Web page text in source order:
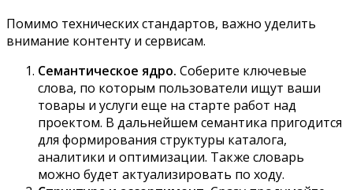
Помимо технических стандартов, важно уделить
внимание контенту и сервисам.
Семантическое ядро. Соберите ключевые
слова, по которым пользователи ищут ваши
товары и услуги еще на старте работ над
проектом. В дальнейшем семантика пригодится
для формирования структуры каталога,
аналитики и оптимизации. Также словарь
можно будет актуализировать по ходу.